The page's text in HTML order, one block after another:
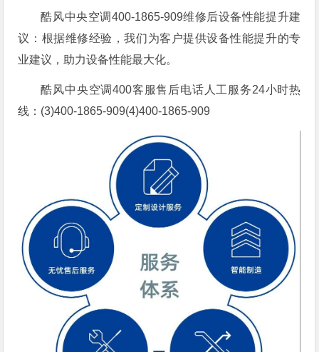
酷风中央空调400-1865-909维修后设备性能提升建
议：根据维修经验，我们为客户提供设备性能提升的专
业建议，助力设备性能最大化。
酷风中央空调400客服售后电话人工服务24小时热
线：(3)400-1865-909(4)400-1865-909